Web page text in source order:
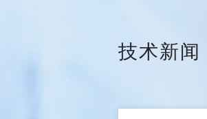
技术新闻